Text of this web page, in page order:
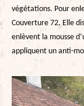
végétations. Pour
Couverture 72. Elle
enlèvent la mousse
appliquent un anti-